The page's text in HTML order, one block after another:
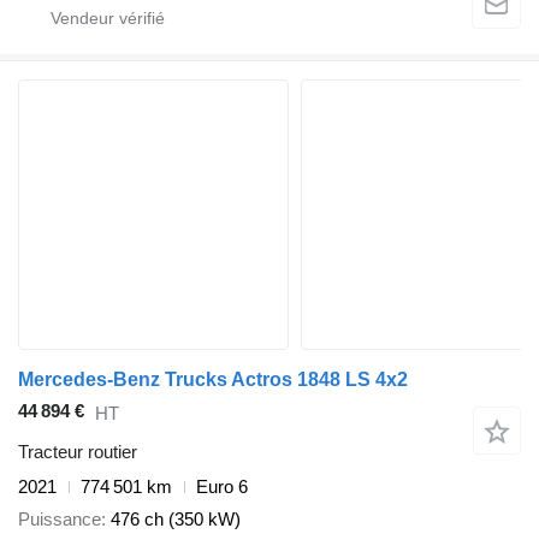
Mercedes-Benz Trucks Actros 1848 LS 4x2
44 894 € HT
Tracteur routier
2021
774 501 km
Euro 6
Puissance 476 ch (350 kW)